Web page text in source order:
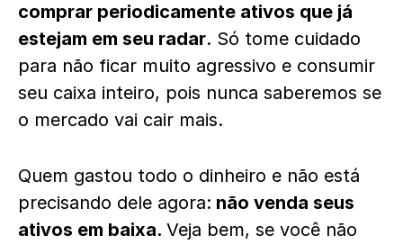
comprar periodicamente ativos que já
estejam em seu radar. Só tome cuidado
para não ficar muito agressivo e consumir
seu caixa inteiro, pois nunca saberemos se
o mercado vai cair mais.
Quem gastou todo o dinheiro e não está
precisando dele agora: não venda seus
ativos em baixa. Veja bem, se você não